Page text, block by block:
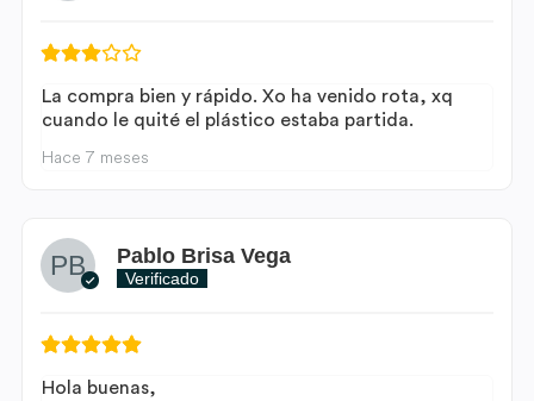
La compra bien y rápido. Xo ha venido rota, xq
cuando le quité el plástico estaba partida.
Hace 7 meses
Pablo Brisa Vega
Verificado
Hola buenas,